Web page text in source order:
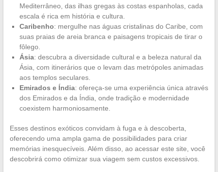
Mediterrâneo, das ilhas gregas às costas espanholas, cada
escala é rica em história e cultura.
Caribenho: mergulhe nas águas cristalinas do Caribe, com
suas praias de areia branca e paisagens tropicais de tirar o
fôlego.
Ásia: descubra a diversidade cultural e a beleza natural da
Ásia, com itinerários que o levam das metrópoles animadas
aos templos seculares.
Emirados e Índia: ofereça-se uma experiência única através
dos Emirados e da Índia, onde tradição e modernidade
coexistem harmoniosamente.
Esses destinos exóticos convidam à fuga e à descoberta,
oferecendo uma ampla gama de possibilidades para criar
memórias inesquecíveis. Além disso, ao acessar este site, você
descobrirá como otimizar sua viagem sem custos excessivos.